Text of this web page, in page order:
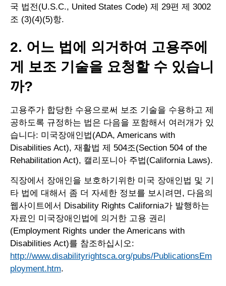
국 법전(U.S.C., United States Code) 제 29편 제 3002
조 (3)(4)(5)항.
2. 어느 법에 의거하여 고용주에
게 보조 기술을 요청할 수 있습니
까?
고용주가 합당한 수용으로써 보조 기술을 수용하고 제
공하도록 규정하는 법은 다음을 포함해서 여러개가 있
습니다: 미국장애인법(ADA, Americans with
Disabilities Act), 재활법 제 504조(Section 504 of the
Rehabilitation Act), 캘리포니아 주법(California Laws).
직장에서 장애인을 보호하기위한 미국 장애인법 및 기
타 법에 대해서 좀 더 자세한 정보를 보시려면, 다음의
웹사이트에서 Disability Rights California가 발행하는
자료인 미국장애인법에 의거한 고용 권리
(Employment Rights under the Americans with
Disabilities Act)를 참조하십시오:
http://www.disabilityrightsca.org/pubs/PublicationsEm
ployment.htm.